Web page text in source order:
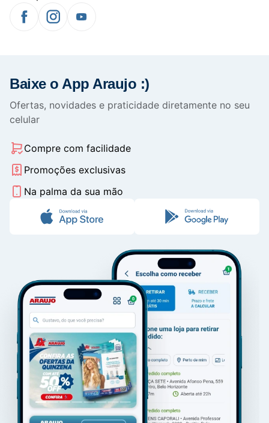
Baixe o App Araujo :)
Ofertas, novidades e praticidade diretamente no seu
celular
Compre com facilidade
Promoções exclusivas
Na palma da sua mão